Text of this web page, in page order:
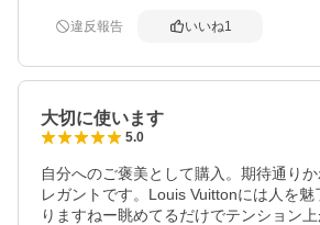
違反報告 いいね1
大切に使います
5.0
自分へのご褒美として購入。期待通り
レガントです。Louis Vuittonには人を魅
りますねー眺めてるだけでテンション上